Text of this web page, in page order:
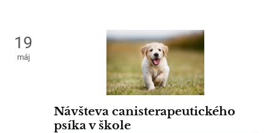
19
máj
Návšteva canisterapeutického
psíka v škole